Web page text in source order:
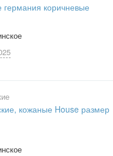
коричневые
кожаные House размер